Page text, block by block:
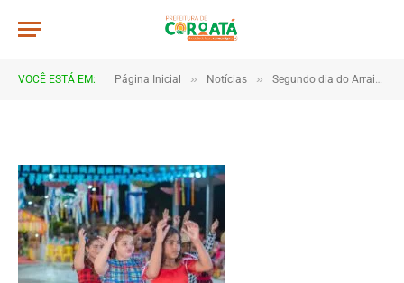
VOCÊ ESTÁ EM: Página Inicial » Notícias » Segundo dia do Arraial do Saber é marcado por encantamento e integração entre escolas e comunidade
JWR_3563